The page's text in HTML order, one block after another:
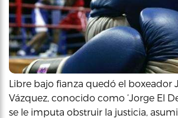
Libre bajo fianza quedó el boxeador
Vázquez, conocido como ‘Jorge El
se le imputa obstruir la justicia,